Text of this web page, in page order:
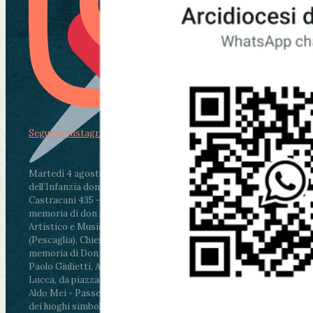
Martedì 4 agosto2026
ore 11:30 - Lucca, Scuola
dell’Infanzia don Aldo Mei - Viale Castruccio
Castracani 435 - Inaugurazione murales in
memoria di don Aldo Mei curato dal Liceo
Artistico e Musicale “Passaglia”
ore 18 - Fiano
(Pescaglia), Chiesa parrocchiale - Messa in
memoria di Don Aldo Mei celebrata da mons.
Paolo Giulietti, Arcivescovo di Lucca
ore 20.30 -
Lucca, da piazza San Michele al Cippo di don
Aldo Mei - Passeggiata della Memoria in alcuni
dei luoghi simbolo della città. Ritrovo alle ore
Segui su Instagram